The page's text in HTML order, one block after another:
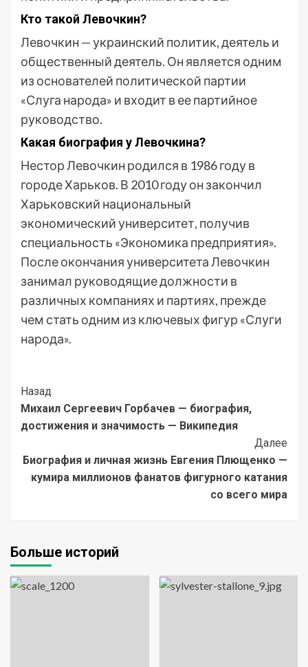
Кто такой Левочкин?
Левочкин — украинский политик, деятель и
общественный деятель. Он является одним
из основателей политической партии
«Слуга народа» и входит в ее партийное
руководство.
Какая биография у Левочкина?
Нестор Левочкин родился в 1986 году в
городе Харьков. В 2010 году он закончил
Харьковский национальный
экономический университет, получив
специальность «Экономика предприятия».
После окончания университета Левочкин
занимал руководящие должности в
различных компаниях и партиях, прежде
чем стать одним из ключевых фигур «Слуги
народа».
Post
Navigation
Назад
Михаил Сергеевич Горбачев — биография,
достижения и значимость — Википедия
Далее
Биография и личная жизнь Евгения Плющенко —
кумира миллионов фанатов фигурного катания
со всего мира
Больше историй